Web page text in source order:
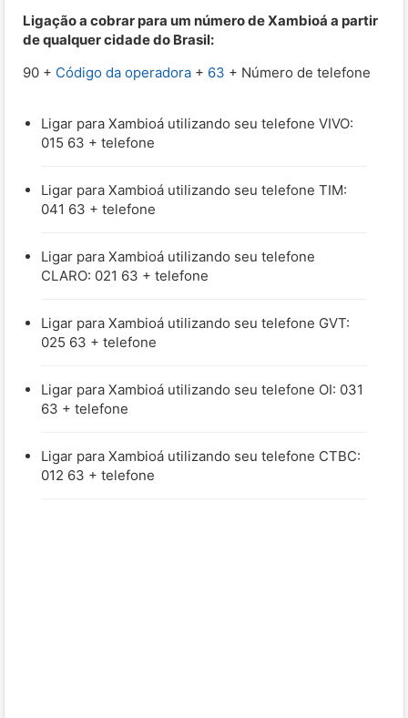
Ligação a cobrar para um número de Xambioá a partir
de qualquer cidade do Brasil:
90 + Código da operadora + 63 + Número de telefone
Ligar para Xambioá utilizando seu telefone VIVO:
015 63 + telefone
Ligar para Xambioá utilizando seu telefone TIM:
041 63 + telefone
Ligar para Xambioá utilizando seu telefone
CLARO: 021 63 + telefone
Ligar para Xambioá utilizando seu telefone GVT:
025 63 + telefone
Ligar para Xambioá utilizando seu telefone OI: 031
63 + telefone
Ligar para Xambioá utilizando seu telefone CTBC:
012 63 + telefone